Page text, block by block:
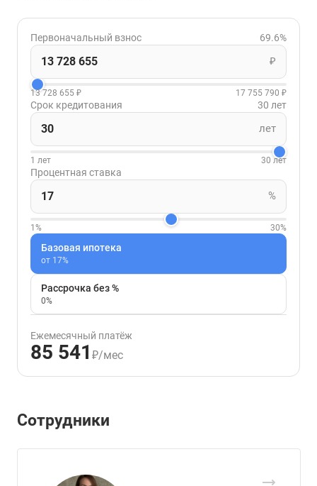
Первоначальный взнос 69.6%
₽
13 728 655 ₽ 17 755 790 ₽
Срок кредитования 30 лет
лет
1 лет 30 лет
Процентная ставка
%
1% 30%
Базовая ипотека
от 17%
Рассрочка без %
0%
Ежемесячный платёж
85 541 ₽/мес
Сотрудники